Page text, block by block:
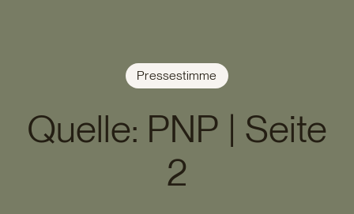
Pressestimme
Quelle: PNP | Seite
2